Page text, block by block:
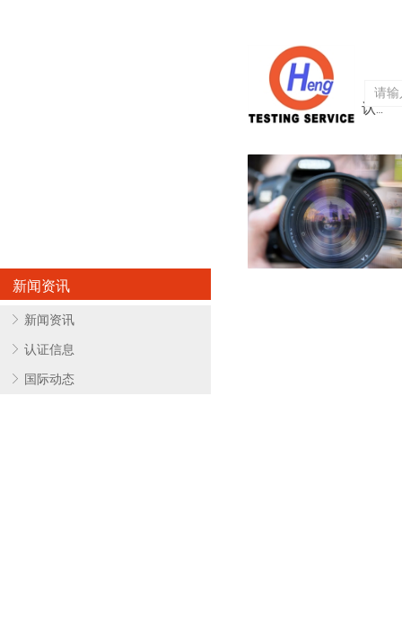
认证服务
新闻资讯
ꁕ 新闻资讯
ꁕ 认证信息
ꁕ 国际动态